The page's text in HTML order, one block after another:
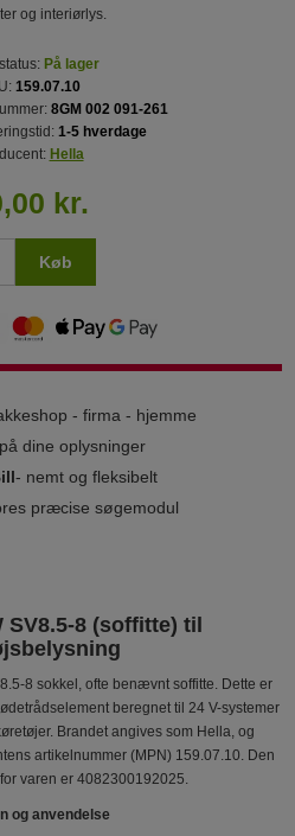
og interiørlys.
På lager
159.07.10
8GM 002 091-261
1-5 hverdage
Hella
kr.
Køb
- firma - hjemme
dine oplysninger
- nemt og fleksibelt
præcise søgemodul
SV8.5-8 (soffitte) til
8 sokkel, ofte benævnt soffitte. Dette er
beregnet til 24 V-systemer
Brandet angives som Hella, og
artikelnummer (MPN) 159.07.10. Den
varen er 4082300192025.
og anvendelse